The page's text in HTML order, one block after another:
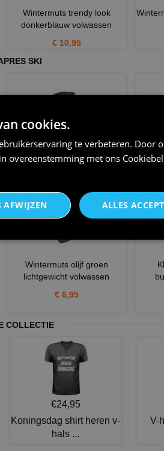
Wintermuts trendy look
donkerblauw volwassen
€ 10,95
SKI
Wintermuts volwassen
bordeaux te personaliseren
Wintermuts olijf groen
lichtgewicht volwassen
€ 6,95
COLLECTIE
€24,95
Koningsdag shirt heren v-
hals ...
V-
cookies.
te verbeteren. Door
overeenstemming met ons
ALLES
AFWIJZEN